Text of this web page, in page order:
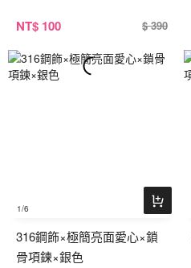
NT$ 100 $ 390
1/6
316鋼飾×極簡亮面愛心×鎖
骨項鍊×銀色